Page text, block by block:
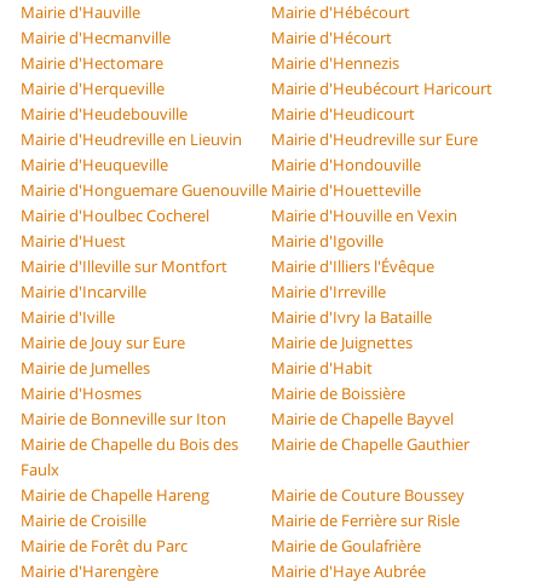
Mairie d'Hauville
Mairie d'Hébécourt
Mairie d'Hecmanville
Mairie d'Hécourt
Mairie d'Hectomare
Mairie d'Hennezis
Mairie d'Herqueville
Mairie d'Heubécourt Haricourt
Mairie d'Heudebouville
Mairie d'Heudicourt
Mairie d'Heudreville en Lieuvin
Mairie d'Heudreville sur Eure
Mairie d'Heuqueville
Mairie d'Hondouville
Mairie d'Honguemare Guenouville Mairie d'Houetteville
Mairie d'Houlbec Cocherel
Mairie d'Houville en Vexin
Mairie d'Huest
Mairie d'Igoville
Mairie d'Illeville sur Montfort
Mairie d'Illiers l'Évêque
Mairie d'Incarville
Mairie d'Irreville
Mairie d'Iville
Mairie d'Ivry la Bataille
Mairie de Jouy sur Eure
Mairie de Juignettes
Mairie de Jumelles
Mairie d'Habit
Mairie d'Hosmes
Mairie de Boissière
Mairie de Bonneville sur Iton
Mairie de Chapelle Bayvel
Mairie de Chapelle du Bois des
Faulx
Mairie de Chapelle Gauthier
Mairie de Chapelle Hareng
Mairie de Couture Boussey
Mairie de Croisille
Mairie de Ferrière sur Risle
Mairie de Forêt du Parc
Mairie de Goulafrière
Mairie d'Harengère
Mairie d'Haye Aubrée